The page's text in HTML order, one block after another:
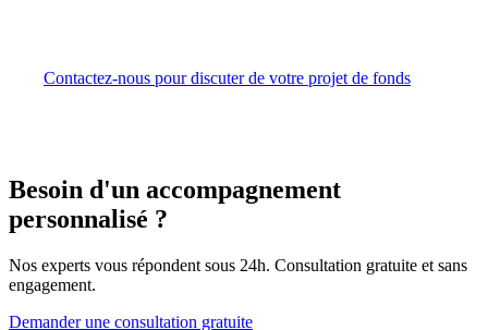
Contactez-nous pour discuter de votre projet de fonds
Besoin d'un accompagnement
personnalisé ?
Nos experts vous répondent sous 24h. Consultation gratuite et sans
engagement.
Demander une consultation gratuite